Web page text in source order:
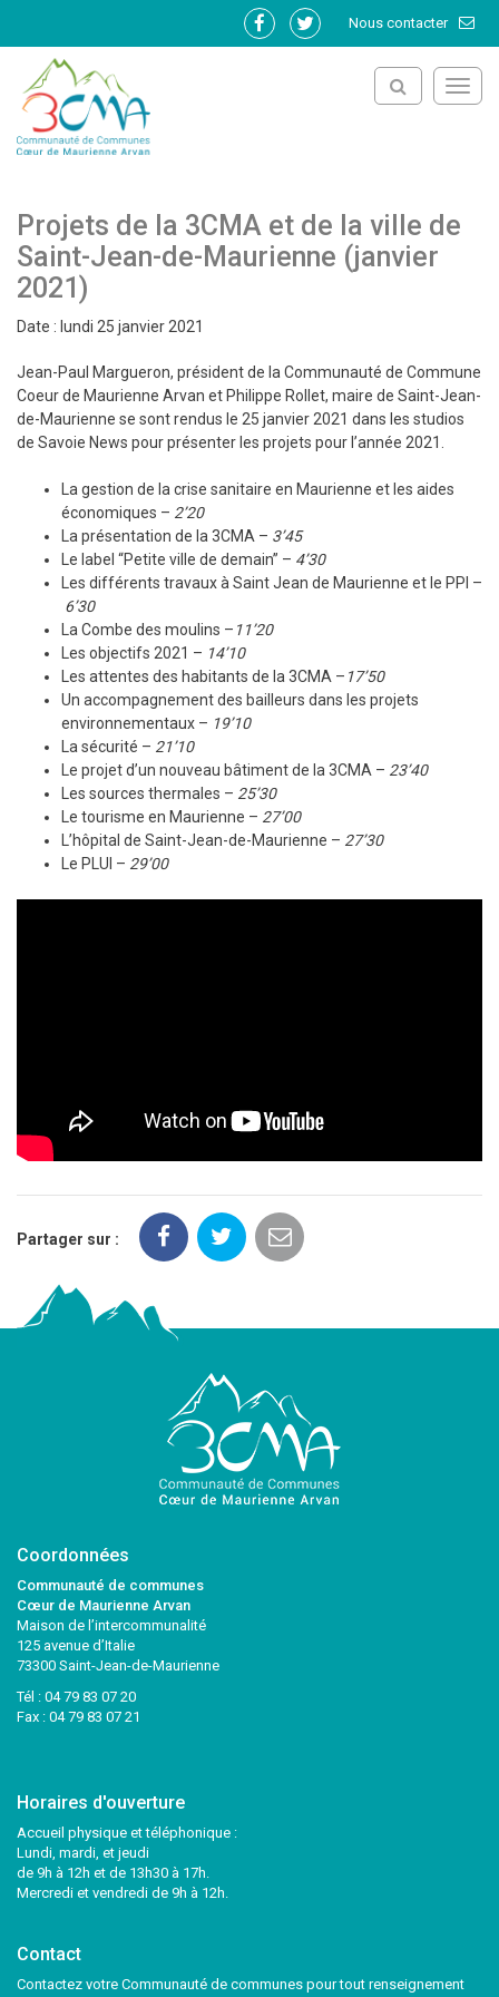
Nous contacter
Lien
Lien
Projets de la 3CMA et de la ville de
Saint-Jean-de-Maurienne (janvier
2021)
Date : lundi 25 janvier 2021
Jean-Paul Margueron, président de la Communauté de Commune
Coeur de Maurienne Arvan et Philippe Rollet, maire de Saint-Jean-
de-Maurienne se sont rendus le 25 janvier 2021 dans les studios
de Savoie News pour présenter les projets pour l’année 2021.
La gestion de la crise sanitaire en Maurienne et les aides
économiques – 2’20
La présentation de la 3CMA – 3’45
Le label “Petite ville de demain” – 4’30
Les différents travaux à Saint Jean de Maurienne et le PPI –
6’30
La Combe des moulins – 11’20
Les objectifs 2021 – 14’10
Les attentes des habitants de la 3CMA – 17’50
Un accompagnement des bailleurs dans les projets
environnementaux – 19’10
La sécurité – 21’10
Le projet d’un nouveau bâtiment de la 3CMA – 23’40
Les sources thermales – 25’30
Le tourisme en Maurienne – 27’00
L’hôpital de Saint-Jean-de-Maurienne – 27’30
Le PLUI – 29’00
Partager sur :
Coordonnées
Communauté de communes
Cœur de Maurienne Arvan
Maison de l’intercommunalité
125 avenue d’Italie
73300 Saint-Jean-de-Maurienne
Tél : 04 79 83 07 20
Fax : 04 79 83 07 21
Horaires d'ouverture
Accueil physique et téléphonique :
Lundi, mardi, et jeudi
de 9h à 12h et de 13h30 à 17h.
Mercredi et vendredi de 9h à 12h.
Contact
Contactez votre Communauté de communes pour tout renseignement